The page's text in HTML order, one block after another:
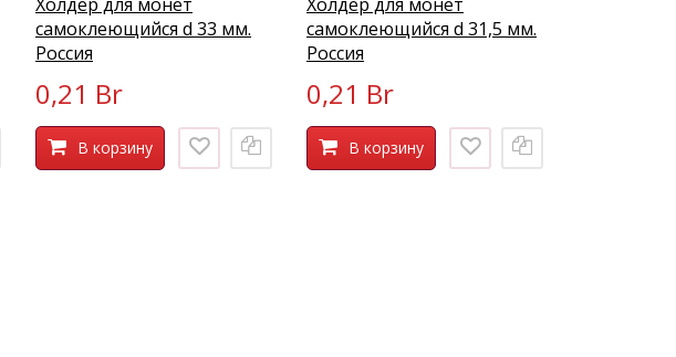
Холдер для монет
самоклеющийся d 33 мм.
Россия
0,21 Br
В корзину
Холдер для монет
самоклеющийся d 31,5 мм.
Россия
0,21 Br
В корзину